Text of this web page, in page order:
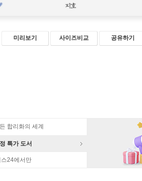
미리보기 사이즈비교 공유하기
합리화의 세계
특가 도서
스24에서만